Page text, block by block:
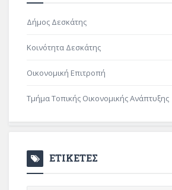
Δήμος Δεσκάτης
Κοινότητα Δεσκάτης
Οικονομική Επιτροπή
Τμήμα Τοπικής Οικονομικής Ανάπτυξης
ΕΤΙΚΕΤΕΣ